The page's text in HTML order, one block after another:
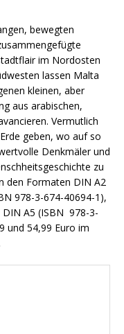
bewegten
im Nordosten
lassen Malta
kleinen, aber
aus arabischen,
Vermutlich
geben, wo auf so
Denkmäler und
zu
den Formaten DIN A2
978-3-674-40694-1),
A5 (ISBN 978-3-
und 54,99 Euro im